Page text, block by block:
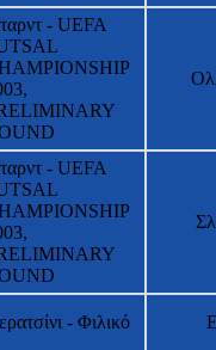
- UEFA
- UEFA
- Φιλικό